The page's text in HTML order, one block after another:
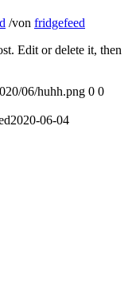
/von fridgefeed
Edit or delete it, then
06/huhh.png 0 0
2020-06-04